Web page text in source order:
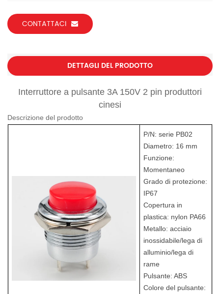
CONTATTACI
DETTAGLI DEL PRODOTTO
Interruttore a pulsante 3A 150V 2 pin produttori
cinesi
Descrizione del prodotto
P/N: serie PB02
Diametro: 16 mm
Funzione:
Momentaneo
Grado di protezione:
IP67
Copertura in
plastica: nylon PA66
Metallo: acciaio
inossidabile/lega di
alluminio/lega di
rame
Pulsante: ABS
Colore del pulsante: